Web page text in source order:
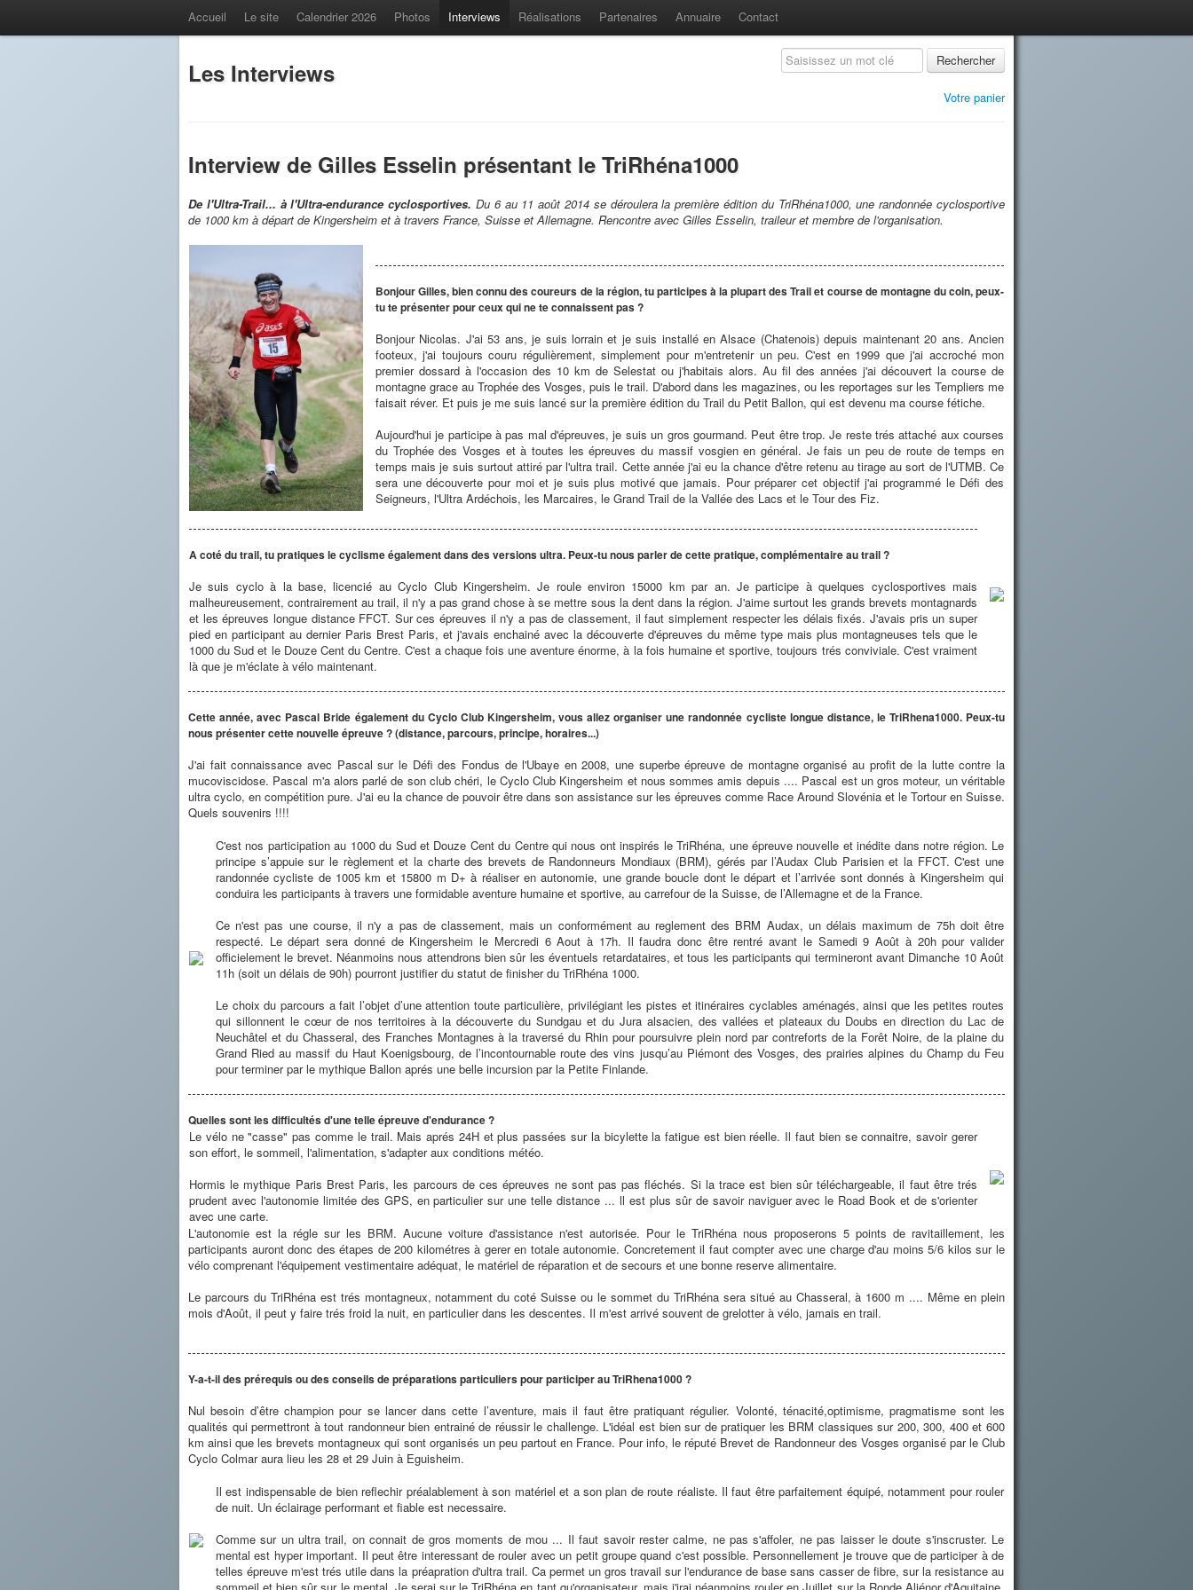
Accueil Le site Calendrier 2026 Photos Interviews Réalisations Partenaires Annuaire Contact
Les Interviews Rechercher
Votre panier
Interview de Gilles Esselin présentant le TriRhéna1000
De l'Ultra-Trail... à l'Ultra-endurance cyclosportives. Du 6 au 11 août 2014 se déroulera la première édition du TriRhéna1000, une randonnée cyclosportive
de 1000 km à départ de Kingersheim et à travers France, Suisse et Allemagne. Rencontre avec Gilles Esselin, traileur et membre de l'organisation.
Bonjour Gilles, bien connu des coureurs de la région, tu participes à la plupart des Trail et course de montagne du coin, peux-
tu te présenter pour ceux qui ne te connaissent pas ?
Bonjour Nicolas. J'ai 53 ans, je suis lorrain et je suis installé en Alsace (Chatenois) depuis maintenant 20 ans. Ancien
footeux, j'ai toujours couru régulièrement, simplement pour m'entretenir un peu. C'est en 1999 que j'ai accroché mon
premier dossard à l'occasion des 10 km de Selestat ou j'habitais alors. Au fil des années j'ai découvert la course de
montagne grace au Trophée des Vosges, puis le trail. D'abord dans les magazines, ou les reportages sur les Templiers me
faisait réver. Et puis je me suis lancé sur la première édition du Trail du Petit Ballon, qui est devenu ma course fétiche.
Aujourd'hui je participe à pas mal d'épreuves, je suis un gros gourmand. Peut être trop. Je reste trés attaché aux courses
du Trophée des Vosges et à toutes les épreuves du massif vosgien en général. Je fais un peu de route de temps en
temps mais je suis surtout attiré par l'ultra trail. Cette année j'ai eu la chance d'être retenu au tirage au sort de l'UTMB. Ce
sera une découverte pour moi et je suis plus motivé que jamais. Pour préparer cet objectif j'ai programmé le Défi des
Seigneurs, l'Ultra Ardéchois, les Marcaires, le Grand Trail de la Vallée des Lacs et le Tour des Fiz.
A coté du trail, tu pratiques le cyclisme également dans des versions ultra. Peux-tu nous parler de cette pratique, complémentaire au trail ?
Je suis cyclo à la base, licencié au Cyclo Club Kingersheim. Je roule environ 15000 km par an. Je participe à quelques cyclosportives mais
malheureusement, contrairement au trail, il n'y a pas grand chose à se mettre sous la dent dans la région. J'aime surtout les grands brevets montagnards
et les épreuves longue distance FFCT. Sur ces épreuves il n'y a pas de classement, il faut simplement respecter les délais fixés. J'avais pris un super
pied en participant au dernier Paris Brest Paris, et j'avais enchainé avec la découverte d'épreuves du même type mais plus montagneuses tels que le
1000 du Sud et le Douze Cent du Centre. C'est a chaque fois une aventure énorme, à la fois humaine et sportive, toujours trés conviviale. C'est vraiment
là que je m'éclate à vélo maintenant.
Cette année, avec Pascal Bride également du Cyclo Club Kingersheim, vous allez organiser une randonnée cycliste longue distance, le TriRhena1000. Peux-tu
nous présenter cette nouvelle épreuve ? (distance, parcours, principe, horaires...)
J'ai fait connaissance avec Pascal sur le Défi des Fondus de l'Ubaye en 2008, une superbe épreuve de montagne organisé au profit de la lutte contre la
mucoviscidose. Pascal m'a alors parlé de son club chéri, le Cyclo Club Kingersheim et nous sommes amis depuis .... Pascal est un gros moteur, un véritable
ultra cyclo, en compétition pure. J'ai eu la chance de pouvoir être dans son assistance sur les épreuves comme Race Around Slovénia et le Tortour en Suisse.
Quels souvenirs !!!!
C'est nos participation au 1000 du Sud et Douze Cent du Centre qui nous ont inspirés le TriRhéna, une épreuve nouvelle et inédite dans notre région. Le
principe s’appuie sur le règlement et la charte des brevets de Randonneurs Mondiaux (BRM), gérés par l’Audax Club Parisien et la FFCT. C'est une
randonnée cycliste de 1005 km et 15800 m D+ à réaliser en autonomie, une grande boucle dont le départ et l’arrivée sont donnés à Kingersheim qui
conduira les participants à travers une formidable aventure humaine et sportive, au carrefour de la Suisse, de l’Allemagne et de la France.
Ce n'est pas une course, il n'y a pas de classement, mais un conformément au reglement des BRM Audax, un délais maximum de 75h doit être
respecté. Le départ sera donné de Kingersheim le Mercredi 6 Aout à 17h. Il faudra donc être rentré avant le Samedi 9 Août à 20h pour valider
officielement le brevet. Néanmoins nous attendrons bien sûr les éventuels retardataires, et tous les participants qui termineront avant Dimanche 10 Août
11h (soit un délais de 90h) pourront justifier du statut de finisher du TriRhéna 1000.
Le choix du parcours a fait l’objet d’une attention toute particulière, privilégiant les pistes et itinéraires cyclables aménagés, ainsi que les petites routes
qui sillonnent le cœur de nos territoires à la découverte du Sundgau et du Jura alsacien, des vallées et plateaux du Doubs en direction du Lac de
Neuchâtel et du Chasseral, des Franches Montagnes à la traversé du Rhin pour poursuivre plein nord par contreforts de la Forêt Noire, de la plaine du
Grand Ried au massif du Haut Koenigsbourg, de l’incontournable route des vins jusqu’au Piémont des Vosges, des prairies alpines du Champ du Feu
pour terminer par le mythique Ballon aprés une belle incursion par la Petite Finlande.
Quelles sont les difficultés d'une telle épreuve d'endurance ?
Le vélo ne "casse" pas comme le trail. Mais aprés 24H et plus passées sur la bicylette la fatigue est bien réelle. Il faut bien se connaitre, savoir gerer
son effort, le sommeil, l'alimentation, s'adapter aux conditions météo.
Hormis le mythique Paris Brest Paris, les parcours de ces épreuves ne sont pas pas fléchés. Si la trace est bien sûr téléchargeable, il faut être trés
prudent avec l'autonomie limitée des GPS, en particulier sur une telle distance ... ll est plus sûr de savoir naviguer avec le Road Book et de s'orienter
avec une carte.
L'autonomie est la régle sur les BRM. Aucune voiture d'assistance n'est autorisée. Pour le TriRhéna nous proposerons 5 points de ravitaillement, les
participants auront donc des étapes de 200 kilométres à gerer en totale autonomie. Concretement il faut compter avec une charge d'au moins 5/6 kilos sur le
vélo comprenant l'équipement vestimentaire adéquat, le matériel de réparation et de secours et une bonne reserve alimentaire.
Le parcours du TriRhéna est trés montagneux, notamment du coté Suisse ou le sommet du TriRhéna sera situé au Chasseral, à 1600 m .... Même en plein
mois d'Août, il peut y faire trés froid la nuit, en particulier dans les descentes. Il m'est arrivé souvent de grelotter à vélo, jamais en trail.
Y-a-t-il des prérequis ou des conseils de préparations particuliers pour participer au TriRhena1000 ?
Nul besoin d’être champion pour se lancer dans cette l’aventure, mais il faut être pratiquant régulier. Volonté, ténacité,optimisme, pragmatisme sont les
qualités qui permettront à tout randonneur bien entrainé de réussir le challenge. L'idéal est bien sur de pratiquer les BRM classiques sur 200, 300, 400 et 600
km ainsi que les brevets montagneux qui sont organisés un peu partout en France. Pour info, le réputé Brevet de Randonneur des Vosges organisé par le Club
Cyclo Colmar aura lieu les 28 et 29 Juin à Eguisheim.
Il est indispensable de bien reflechir préalablement à son matériel et a son plan de route réaliste. Il faut être parfaitement équipé, notamment pour rouler
de nuit. Un éclairage performant et fiable est necessaire.
Comme sur un ultra trail, on connait de gros moments de mou ... Il faut savoir rester calme, ne pas s'affoler, ne pas laisser le doute s'inscruster. Le
mental est hyper important. Il peut être interessant de rouler avec un petit groupe quand c'est possible. Personnellement je trouve que de participer à de
telles épreuve m'est trés utile dans la préapration d'ultra trail. Ca permet un gros travail sur l'endurance de base sans casser de fibre, sur la resistance au